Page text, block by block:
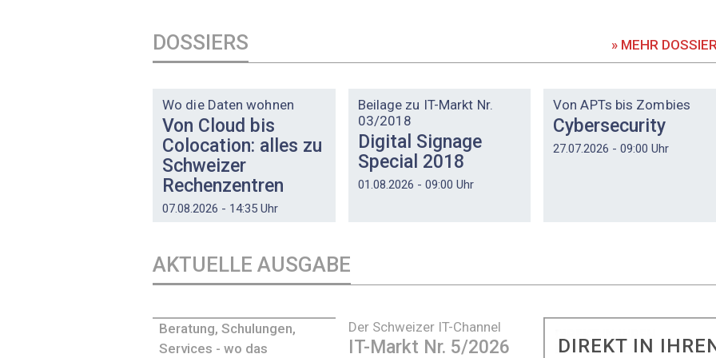
DOSSIERS » MEHR
Wo die Daten wohnen
Von Cloud bis
Colocation: alles zu
Schweizer
Rechenzentren
07.08.2026 - 14:35 Uhr
Beilage zu IT-Markt Nr.
03/2018
Digital Signage
Special 2018
01.08.2026 - 09:00 Uhr
Von APTs bis Zombies
Cybersecurity
27.07.2026 - 09:00 Uhr
AKTUELLE AUSGABE
Der Schweizer IT-Channel
IT-Markt Nr. 5/2026
Beratung, Schulungen,
Services - wo das
DIREKT IN